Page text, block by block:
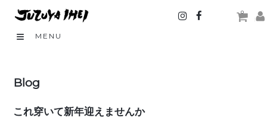
0
MENU
Blog
これ穿いて新年迎えませんか